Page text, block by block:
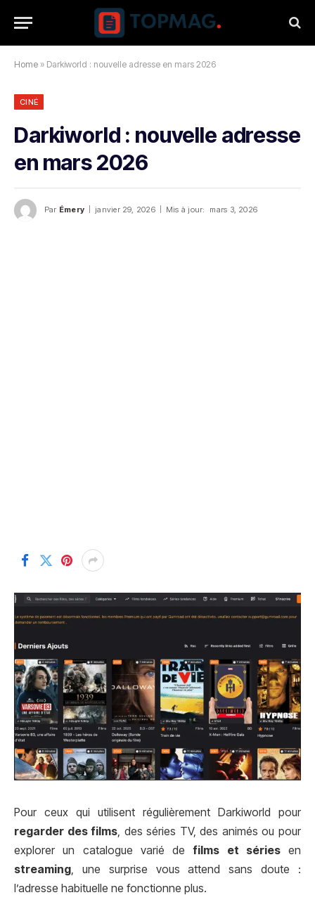
Home » Darkiworld : nouvelle adresse en mars 2026
CINÉ
Darkiworld : nouvelle adresse
en mars 2026
Par Émery janvier 29, 2026 Mis à jour: mars 3, 2026
Pour ceux qui utilisent régulièrement Darkiworld pour
regarder des films , des séries TV, des animés ou pour
explorer un catalogue varié defilms et sériesen
streaming , une surprise vous attend sans doute :
l’adresse habituelle ne fonctionne plus.